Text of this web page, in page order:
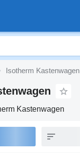
Isotherm Kastenwagen
Kastenwagen